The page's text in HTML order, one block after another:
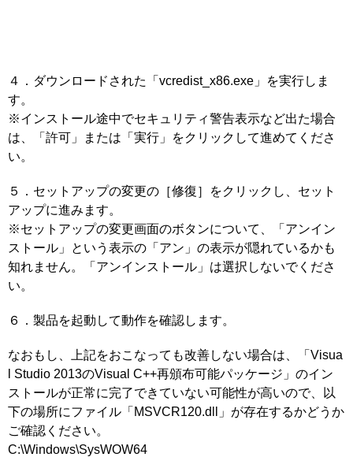
４．ダウンロードされた「vcredist_x86.exe」を実行しま
す。
※インストール途中でセキュリティ警告表示など出た場合
は、「許可」または「実行」をクリックして進めてくださ
い。
５．セットアップの変更の［修復］をクリックし、セット
アップに進みます。
※セットアップの変更画面のボタンについて、「アンイン
ストール」という表示の「アン」の表示が隠れているかも
知れません。「アンインストール」は選択しないでくださ
い。
６．製品を起動して動作を確認します。
なおもし、上記をおこなっても改善しない場合は、「Visua
l Studio 2013のVisual C++再頒布可能パッケージ」のイン
ストールが正常に完了できていない可能性が高いので、以
下の場所にファイル「MSVCR120.dll」が存在するかどうか
ご確認ください。
C:\Windows\SysWOW64